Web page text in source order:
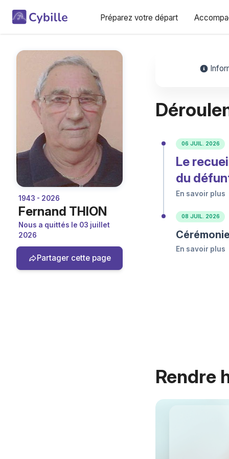
Préparez votre départ
1943 - 2026
Fernand THION
Nous a quittés le 03 juillet
2026
Partager cette page
06 JUIL. 2026
Le
du
En savoir plus
08 JUIL. 2026
En savoir plus
Rendre